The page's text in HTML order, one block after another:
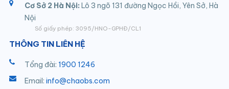
Cơ Sở 2 Hà Nội: Lô 3 ngõ 131 đường Ngọc Hồi, Yên Sở, Hà
Nội
Số giấy phép: 3095/HNO-GPHĐ/CL1
THÔNG TIN LIÊN HỆ
Tổng đài: 1900 1246
Email: info@chaobs.com